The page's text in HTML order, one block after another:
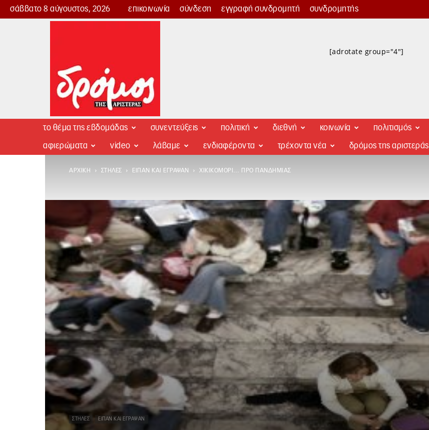
σάββατο 8 αύγουστος, 2026 επικοινωνία σύνδεση εγγραφή συνδρομητή συνδρομητής
Δρόμος
[adrotate group="4"]
το θέμα της εβδομάδας συνεντεύξεις πολιτική διεθνή κοινωνία πολιτισμός
αφιερώματα video λάβαμε ενδιαφέροντα τρέχοντα νέα δρόμος της αριστεράς
ΑΡΧΙΚΉ ΣΤΉΛΕΣ ΕΊΠΑΝ ΚΑΙ ΈΓΡΑΨΑΝ ΧΙΚΙΚΟΜΌΡΙ… ΠΡΟ ΠΑΝΔΗΜΊΑΣ
ΣΤΉΛΕΣ ΕΊΠΑΝ ΚΑΙ ΈΓΡΑΨΑΝ